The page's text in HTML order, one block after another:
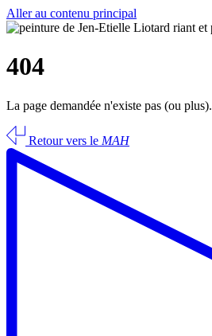
Aller au contenu principal
404
La page demandée n'existe pas (ou plus).
Retour vers le MAH